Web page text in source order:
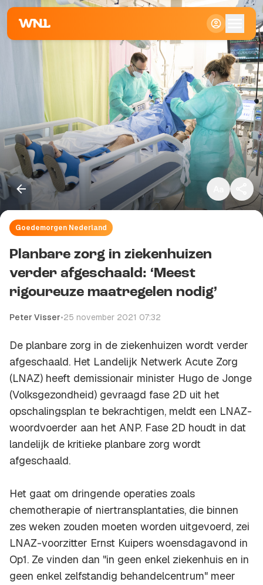
Klein
Standaard
Groot
Goedemorgen Nederland
Planbare zorg in ziekenhuizen
verder afgeschaald: ‘Meest
rigoureuze maatregelen nodig’
Peter Visser•25 november 2021 07:32
De planbare zorg in de ziekenhuizen wordt verder
afgeschaald. Het Landelijk Netwerk Acute Zorg
(LNAZ) heeft demissionair minister Hugo de Jonge
(Volksgezondheid) gevraagd fase 2D uit het
opschalingsplan te bekrachtigen, meldt een LNAZ-
woordvoerder aan het ANP. Fase 2D houdt in dat
landelijk de kritieke planbare zorg wordt
afgeschaald.
Het gaat om dringende operaties zoals
chemotherapie of niertransplantaties, die binnen
zes weken zouden moeten worden uitgevoerd, zei
LNAZ-voorzitter Ernst Kuipers woensdagavond in
Op1. Ze vinden dan "in geen enkel ziekenhuis en in
geen enkel zelfstandig behandelcentrum" meer